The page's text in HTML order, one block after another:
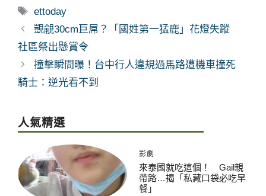
類
標
籤
ettoday
覬覦30cm巨屌？「國姓第一猛鹿」花燈失蹤
社區祭出懸賞令
撞擊瞬間曝！台中行人違規過馬路遭機車撞死
騎士：逆光看不到
人氣精選
影劇
來泰國就吃這個！ Gail親
帶路…揭「私藏口袋必吃早
餐」